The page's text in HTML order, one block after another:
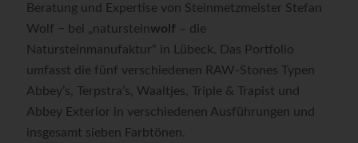
Beratung und Expertise von Steinmetzmeister Stefan
Wolf − bei „natursteinwolf – die
Natursteinmanufaktur“ in Lübeck. Das Portfolio
umfasst die fünf verschiedenen RAW-Stones Typen
Abbey’s, Terpstra’s, Waaltjes, Triple & Trapist und
Abbey Exterior in verschiedenen Ausführungen und
insgesamt sieben Farbtönen.